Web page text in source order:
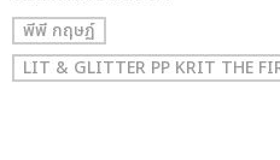
พีพี กฤษฏ์
LIT & GLITTER PP KRIT THE